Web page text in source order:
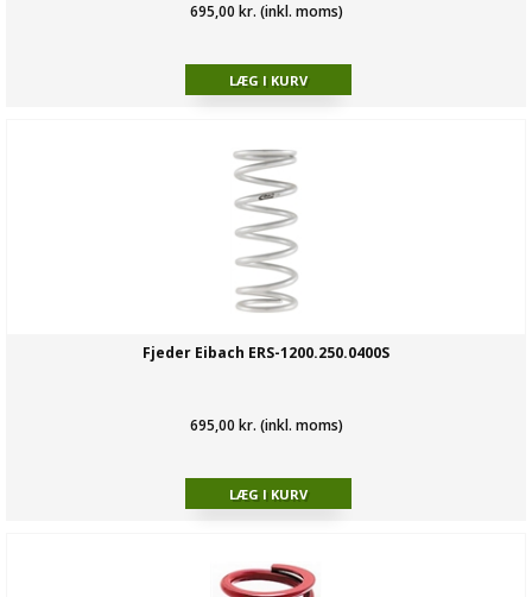
695,00 kr. (inkl. moms)
Fjeder Eibach ERS-1200.250.0400S
695,00 kr. (inkl. moms)